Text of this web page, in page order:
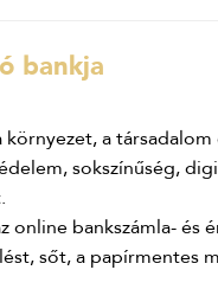
bankja
a
sokszínűség,
bankszámla-
sőt, a papírmentes